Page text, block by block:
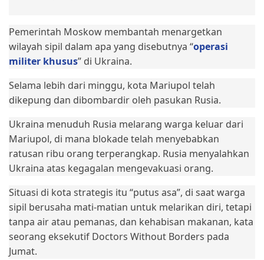
Pemerintah Moskow membantah menargetkan
wilayah sipil dalam apa yang disebutnya “operasi
militer khusus” di Ukraina.
Selama lebih dari minggu, kota Mariupol telah
dikepung dan dibombardir oleh pasukan Rusia.
Ukraina menuduh Rusia melarang warga keluar dari
Mariupol, di mana blokade telah menyebabkan
ratusan ribu orang terperangkap. Rusia menyalahkan
Ukraina atas kegagalan mengevakuasi orang.
Situasi di kota strategis itu “putus asa”, di saat warga
sipil berusaha mati-matian untuk melarikan diri, tetapi
tanpa air atau pemanas, dan kehabisan makanan, kata
seorang eksekutif Doctors Without Borders pada
Jumat.